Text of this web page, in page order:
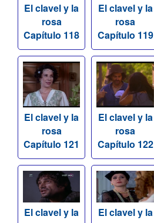
El clavel y la
rosa
Capítulo 118
El clavel y la
rosa
Capítulo 119
El clavel y la
rosa
Capítulo 121
El clavel y la
rosa
Capítulo 122
El clavel y la
El clavel y la